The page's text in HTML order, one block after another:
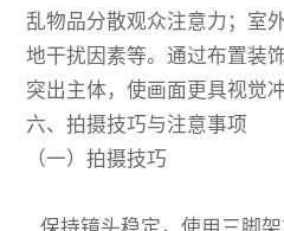
乱物品分散观众注意力；室
地干扰因素等。通过布置装
突出主体，使画面更具视觉冲
六、拍摄技巧与注意事项
（一）拍摄技巧